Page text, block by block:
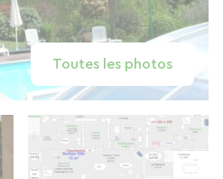
Toutes les photos